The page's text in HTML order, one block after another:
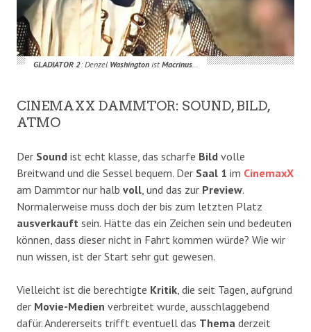
GLADIATOR 2: Denzel Washingtonist Macrinus…
CINEMAXX DAMMTOR: SOUND, BILD,
ATMO
Der Sound ist echt klasse, das scharfe Bild volle
Breitwand und die Sessel bequem. Der Saal 1 im CinemaxX
am Dammtor nur halb voll, und das zur Preview.
Normalerweise muss doch der bis zum letzten Platz
ausverkauft sein. Hätte das ein Zeichen sein und bedeuten
können, dass dieser nicht in Fahrt kommen würde? Wie wir
nun wissen, ist der Start sehr gut gewesen.
Vielleicht ist die berechtigte Kritik, die seit Tagen, aufgrund
der Movie-Medien verbreitet wurde, ausschlaggebend
dafür. Andererseits trifft eventuell das Thema derzeit